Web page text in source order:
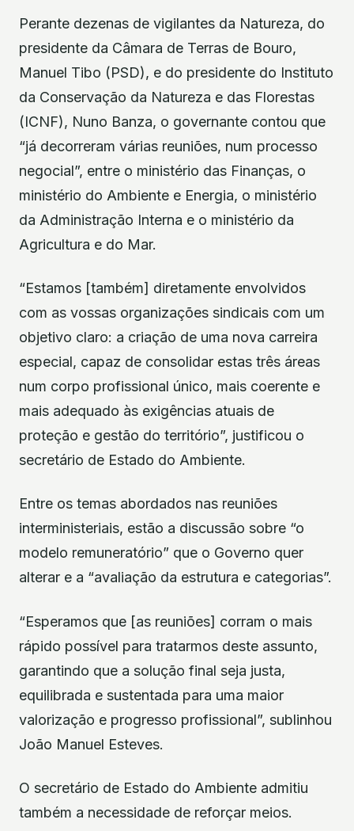
Perante dezenas de vigilantes da Natureza, do
presidente da Câmara de Terras de Bouro,
Manuel Tibo (PSD), e do presidente do Instituto
da Conservação da Natureza e das Florestas
(ICNF), Nuno Banza, o governante contou que
“já decorreram várias reuniões, num processo
negocial”, entre o ministério das Finanças, o
ministério do Ambiente e Energia, o ministério
da Administração Interna e o ministério da
Agricultura e do Mar.
“Estamos [também] diretamente envolvidos
com as vossas organizações sindicais com um
objetivo claro: a criação de uma nova carreira
especial, capaz de consolidar estas três áreas
num corpo profissional único, mais coerente e
mais adequado às exigências atuais de
proteção e gestão do território”, justificou o
secretário de Estado do Ambiente.
Entre os temas abordados nas reuniões
interministeriais, estão a discussão sobre “o
modelo remuneratório” que o Governo quer
alterar e a “avaliação da estrutura e categorias”.
“Esperamos que [as reuniões] corram o mais
rápido possível para tratarmos deste assunto,
garantindo que a solução final seja justa,
equilibrada e sustentada para uma maior
valorização e progresso profissional”, sublinhou
João Manuel Esteves.
O secretário de Estado do Ambiente admitiu
também a necessidade de reforçar meios.